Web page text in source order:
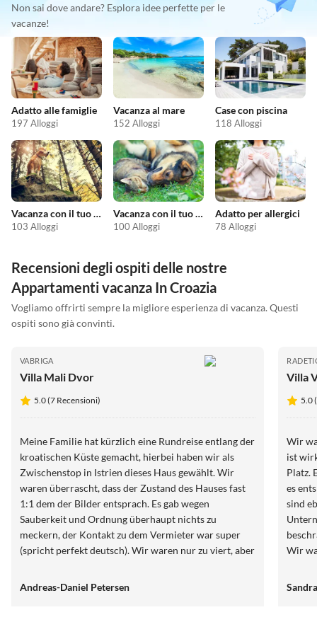
Non sai dove andare? Esplora idee perfette per le
vacanze!
Adatto alle famiglie
197 Alloggi
Vacanza al mare
152 Alloggi
Case con piscina
118 Alloggi
Vacanza con il tuo cane
103 Alloggi
Vacanza con il tuo animale domestico
100 Alloggi
Adatto per allergici
78 Alloggi
Recensioni degli ospiti delle nostre
Appartamenti vacanza In Croazia
Vogliamo offrirti sempre la migliore esperienza di vacanza. Questi
ospiti sono già convinti.
VABRIGA
Villa Mali Dvor
5.0 (7 Recensioni)
Meine Familie hat kürzlich eine Rundreise entlang der
kroatischen Küste gemacht, hierbei haben wir als
Zwischenstop in Istrien dieses Haus gewählt. Wir
waren überrascht, dass der Zustand des Hauses fast
1:1 dem der Bilder entsprach. Es gab wegen
Sauberkeit und Ordnung überhaupt nichts zu
meckern, der Kontakt zu dem Vermieter war super
(spricht perfekt deutsch). Wir waren nur zu viert, aber
übernachten können. Auch wir als Eltern konnten ein
Andreas-Daniel Petersen
Villa
5.0
Wir
ist wirklich sehr ruhig
Platz. Es ist
es entspricht
sind
beschränkt, da man jede
Wir waren fast froh, dass es